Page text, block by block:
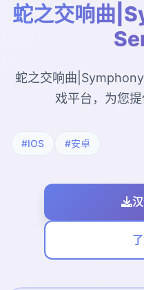
蛇之交响曲
蛇之交响曲
戏平台，为您提
#IOS #安卓